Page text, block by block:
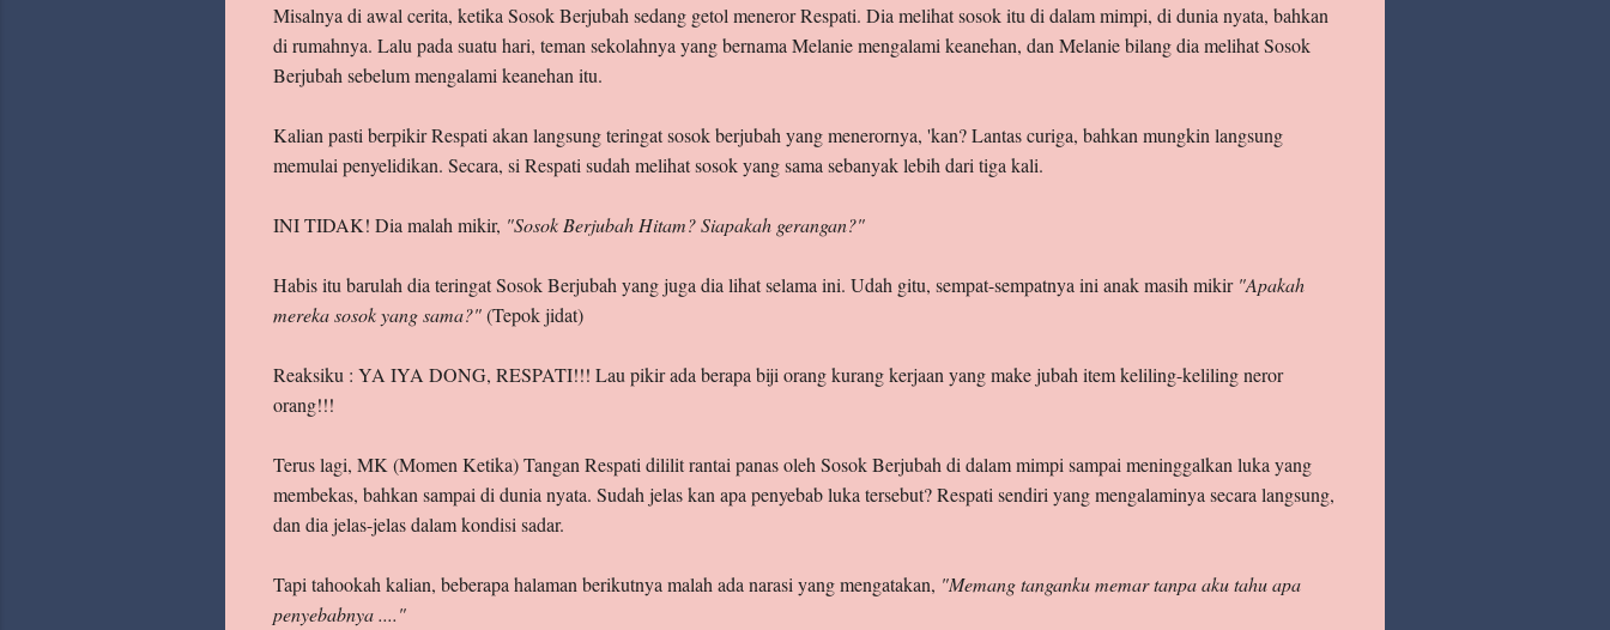
Misalnya di awal cerita, ketika Sosok Berjubah sedang getol meneror Respati. Dia melihat sosok itu di dalam mimpi, di dunia nyata, bahkan
di rumahnya. Lalu pada suatu hari, teman sekolahnya yang bernama Melanie mengalami keanehan, dan Melanie bilang dia melihat Sosok
Berjubah sebelum mengalami keanehan itu.
Kalian pasti berpikir Respati akan langsung teringat sosok berjubah yang menerornya, 'kan? Lantas curiga, bahkan mungkin langsung
memulai penyelidikan. Secara, si Respati sudah melihat sosok yang sama sebanyak lebih dari tiga kali.
INI TIDAK! Dia malah mikir, "Sosok Berjubah Hitam? Siapakah gerangan?"
Habis itu barulah dia teringat Sosok Berjubah yang juga dia lihat selama ini. Udah gitu, sempat-sempatnya ini anak masih mikir "Apakah
mereka sosok yang sama?"(Tepok jidat)
Reaksiku : YA IYA DONG, RESPATI!!! Lau pikir ada berapa biji orang kurang kerjaan yang make jubah item keliling-keliling neror
orang!!!
Terus lagi, MK (Momen Ketika) Tangan Respati dililit rantai panas oleh Sosok Berjubah di dalam mimpi sampai meninggalkan luka yang
membekas, bahkan sampai di dunia nyata. Sudah jelas kan apa penyebab luka tersebut? Respati sendiri yang mengalaminya secara langsung,
dan dia jelas-jelas dalam kondisi sadar.
Tapi tahookah kalian, beberapa halaman berikutnya malah ada narasi yang mengatakan, "Memang tanganku memar tanpa aku tahu apa
penyebabnya ...."